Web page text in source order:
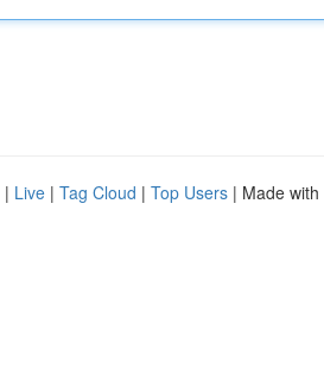
| Live | Tag Cloud | Top Users | Made with